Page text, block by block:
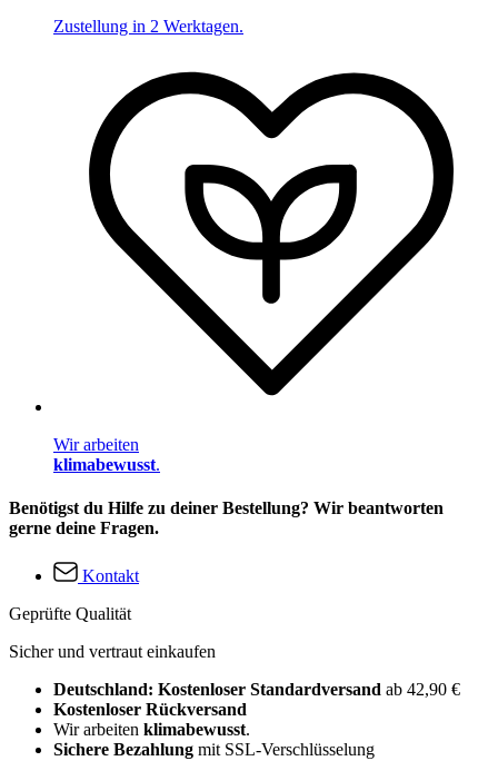
Zustellung in 2 Werktagen.
Wir arbeiten
klimabewusst.
Benötigst du Hilfe zu deiner Bestellung? Wir beantworten
gerne deine Fragen.
Kontakt
Geprüfte Qualität
Sicher und vertraut einkaufen
Deutschland: Kostenloser Standardversand ab 42,90 €
Kostenloser Rückversand
Wir arbeiten klimabewusst.
Sichere Bezahlung mit SSL-Verschlüsselung